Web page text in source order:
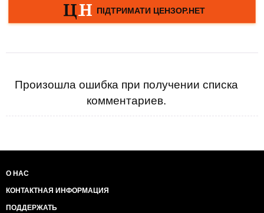
Произошла ошибка при получении списка
комментариев.
О НАС
КОНТАКТНАЯ ИНФОРМАЦИЯ
ПОДДЕРЖАТЬ